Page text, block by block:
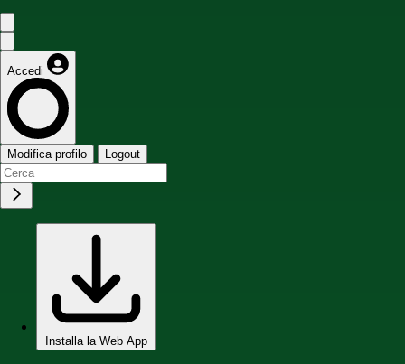
Accedi
Modifica profilo Logout
Installa la Web App